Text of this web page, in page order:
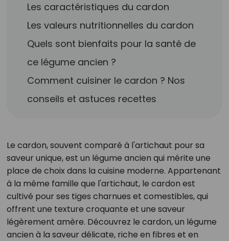
Les caractéristiques du cardon
Les valeurs nutritionnelles du cardon
Quels sont bienfaits pour la santé de
ce légume ancien ?
Comment cuisiner le cardon ? Nos
conseils et astuces recettes
Le cardon, souvent comparé à l'artichaut pour sa
saveur unique, est un légume ancien qui mérite une
place de choix dans la cuisine moderne. Appartenant
à la même famille que l'artichaut, le cardon est
cultivé pour ses tiges charnues et comestibles, qui
offrent une texture croquante et une saveur
légèrement amère. Découvrez le cardon, un légume
ancien à la saveur délicate, riche en fibres et en